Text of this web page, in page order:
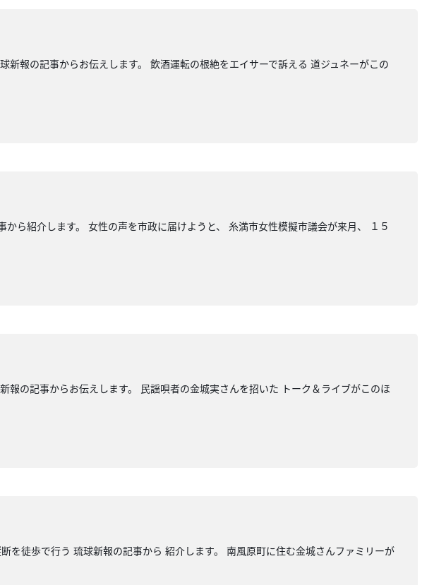
の記事からお伝えします。 飲酒運転の根絶をエイサーで訴える 道ジュネーがこの
ら紹介します。 女性の声を市政に届けようと、 糸満市女性模擬市議会が来月、 １５
の記事からお伝えします。 民謡唄者の金城実さんを招いた トーク＆ライブがこのほ
徒歩で行う 琉球新報の記事から 紹介します。 南風原町に住む金城さんファミリーが